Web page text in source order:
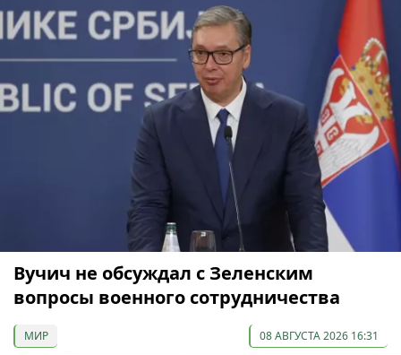
Вучич не обсуждал с Зеленским
вопросы военного сотрудничества
МИР 08 АВГУСТА 2026 16:31